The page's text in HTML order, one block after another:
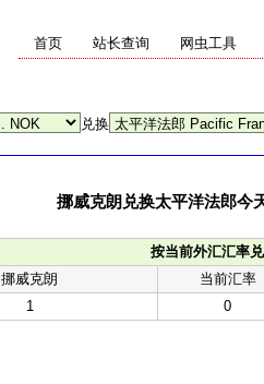
首页 站长查询 网虫工具
兑换
挪威克朗兑换太平洋法郎今
按当前外汇汇率
挪威克朗
当前汇率
1
0